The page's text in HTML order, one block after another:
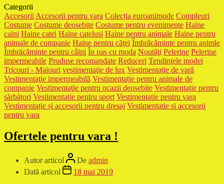
Categorii
Accesorii Accesorii pentru vara Colecția euroanimode Compleuri
Costume Costume deosebite Costume pentru evenimente Haine
caini Haine catei Haine catelusi Haine pentru animale Haine pentru
animale de companie Haine pentru căţei Îmbrăcăminte pentru animle
Îmbrăcăminte pentru câini În pas cu moda Noutăţi Pelerine Pelerine
impermeabile Produse recomandate Reduceri Tendinţele modei
Tricouri - Maiouri vestimentaţie de lux Vestimentaţie de vară
Vestimentaţie impermeabilă Vestimentație pentru animale de
companie Vestimentaţie pentru ocazii deosebite Vestimentaţie pentru
sărbători Vestimentatie pentru sport Vestimentatie pentru vara
Vestimentație și accesorii pentru dresaj Vestimentatie si accesorii
pentru vara
Ofertele pentru vara !
Autor articol De admin
Dată articol
18 mai 2019